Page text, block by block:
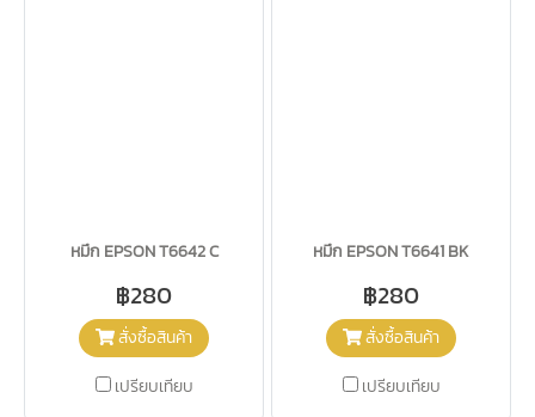
หมึก EPSON T6642 C
฿280
สั่งซื้อสินค้า
เปรียบเทียบ
หมึก EPSON T6641 BK
฿280
สั่งซื้อสินค้า
เปรียบเทียบ